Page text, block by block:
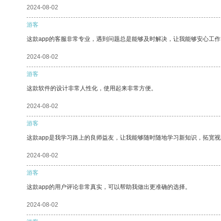
2024-08-02
游客
这款app的客服非常专业，遇到问题总是能够及时解决，让我能够安心工
2024-08-02
游客
这款软件的设计非常人性化，使用起来非常方便。
2024-08-02
游客
这款app是我学习路上的良师益友，让我能够随时随地学习新知识，拓宽
2024-08-02
游客
这款app的用户评论非常真实，可以帮助我做出更准确的选择。
2024-08-02